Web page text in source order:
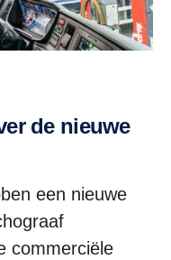
een nieuwe
commerciële